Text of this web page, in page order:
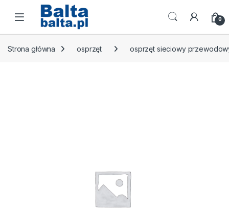
Skip to navigation
Skip to content
Open 0
Strona główna osprzęt osprzęt sieciowy